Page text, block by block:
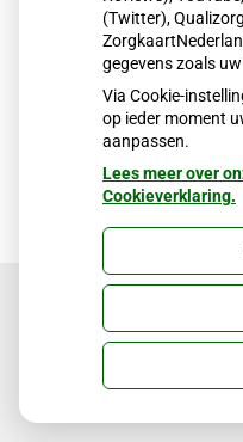
Uw
Privacy verklaring
(Twitter),
gegevens zoals
Via Cookie-
op ieder moment
aanpassen.
Lees meer over
Cookieverklaring.